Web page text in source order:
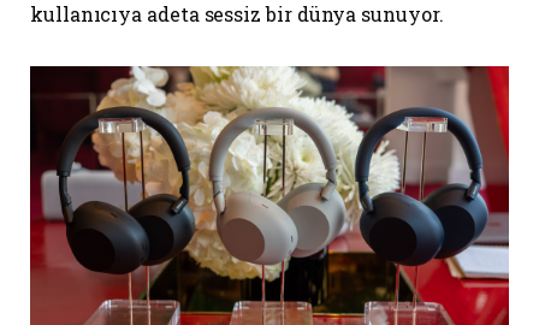
kullanıcıya adeta sessiz bir dünya sunuyor.